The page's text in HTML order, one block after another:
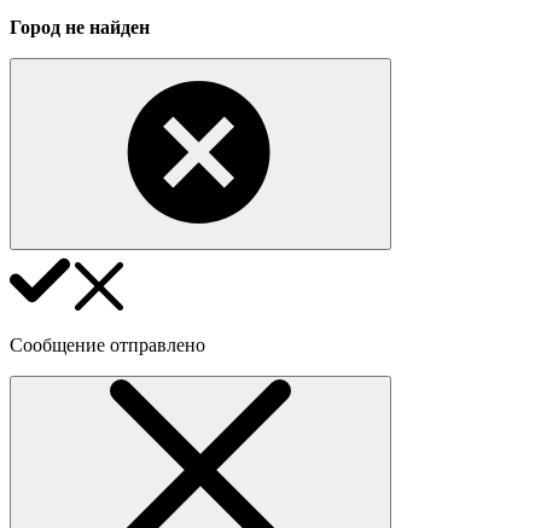
Город не найден
Сообщение отправлено